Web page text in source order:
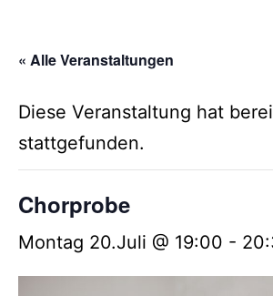
« Alle Veranstaltungen
Diese Veranstaltung hat
stattgefunden.
Chorprobe
Montag 20.Juli @ 19:00 -